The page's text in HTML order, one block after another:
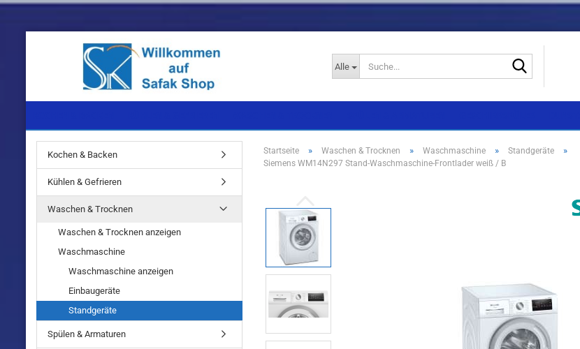
Alle
Standgeräte
Standgeräte
Standgeräte
Standgeräte
Startseite » Waschen & Trocknen » Waschmaschine » Standgeräte »
Siemens WM14N297 Stand-Waschmaschine-Frontlader weiß / B
Kochen & Backen
Kühlen & Gefrieren
Waschen & Trocknen
Waschen & Trocknen anzeigen
Waschmaschine
Waschmaschine anzeigen
Einbaugeräte
Standgeräte
Spülen & Armaturen